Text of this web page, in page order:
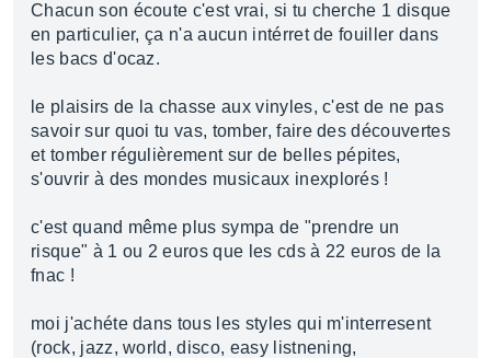
Chacun son écoute c'est vrai, si tu cherche 1 disque
en particulier, ça n'a aucun intérret de fouiller dans
les bacs d'ocaz.
le plaisirs de la chasse aux vinyles, c'est de ne pas
savoir sur quoi tu vas, tomber, faire des découvertes
et tomber régulièrement sur de belles pépites,
s'ouvrir à des mondes musicaux inexplorés !
c'est quand même plus sympa de "prendre un
risque" à 1 ou 2 euros que les cds à 22 euros de la
fnac !
moi j'achéte dans tous les styles qui m'interresent
(rock, jazz, world, disco, easy listnening,